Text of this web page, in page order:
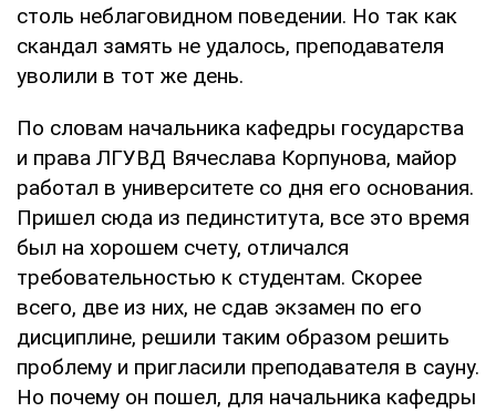
столь неблаговидном поведении. Но так как
скандал замять не удалось, преподавателя
уволили в тот же день.
По словам начальника кафедры государства
и права ЛГУВД Вячеслава Корпунова, майор
работал в университете со дня его основания.
Пришел сюда из пединститута, все это время
был на хорошем счету, отличался
требовательностью к студентам. Скорее
всего, две из них, не сдав экзамен по его
дисциплине, решили таким образом решить
проблему и пригласили преподавателя в сауну.
Но почему он пошел, для начальника кафедры